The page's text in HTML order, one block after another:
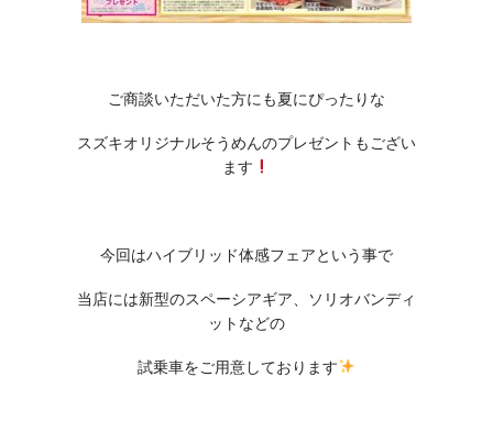
ご商談いただいた方にも夏にぴったりな
スズキオリジナルそうめんのプレゼントもござい
ます
今回はハイブリッド体感フェアという事で
当店には新型のスペーシアギア、ソリオバンディ
ットなどの
試乗車をご用意しております